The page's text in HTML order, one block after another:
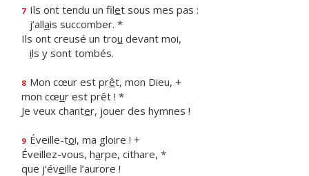
7 Ils ont tendu un filet sous mes pas :
j’allais succomber. *
Ils ont creusé un trou devant moi,
ils y sont tombés.
8 Mon cœur est prêt, mon Dieu, +
mon cœur est prêt ! *
Je veux chanter, jouer des hymnes !
9 Éveille-toi, ma gloire ! +
Éveillez-vous, harpe, cithare, *
que j’éveille l’aurore !